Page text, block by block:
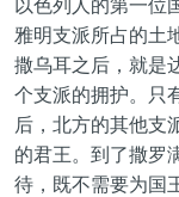
以色列人的第一
雅明支派所占的土
撒乌耳之后，就是
个支派的拥护。只
后，北方的其他支
的君王。到了撒罗
待，既不需要为国